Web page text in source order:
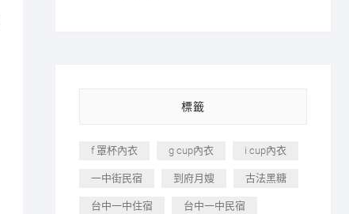
標籤
f 罩杯內衣 g cup內衣 i cup內衣
一中街民宿 到府月嫂 古法黑糖
台中一中住宿 台中一中民宿